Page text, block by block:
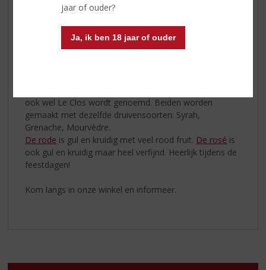
jaar of ouder?
Ja, ik ben 18 jaar of ouder
potentieel van dit exceptionele vulkanische terroir
rondom Pézenas te bewijzen. En dat is gelukt. Het is de
ideale plek om kwaliteitswijnen te maken met een
buitengewone concentratie.
ook wel Le Clos wordt genoemd. Beiden worden
gemaakt met dezelfde druivensoorten: Syrah,
Grenache, Mourvèdre.
De rode is gul en kruidig met veel rood fruit. De rosé is
ook gul en kruidig maar heel verfijnd. Heerlijk tijdens de
feestdagen!
Kom langs in onze winkel en informeer.